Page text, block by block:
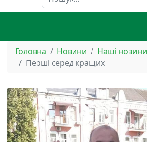
Головна Новини
Наші новини
Перші серед кращих